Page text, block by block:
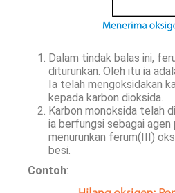
Dalam tindak balas ini,
diturunkan. Oleh itu ia
Ia telah mengoksidakan
kepada karbon dioksida.
Karbon monoksida telah
ia berfungsi sebagai agen
menurunkan ferum(III)
besi.
Contoh: